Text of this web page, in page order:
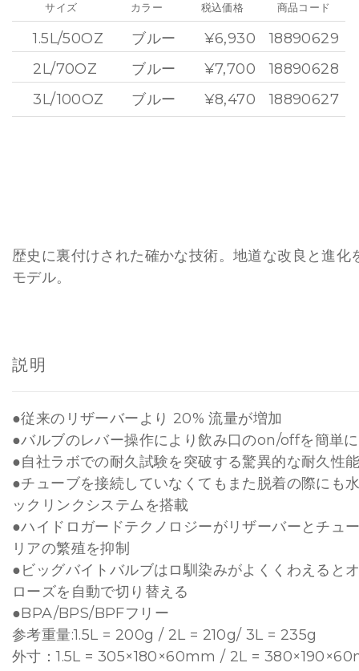
サイズ
1.5L/50OZ
2L/70OZ
3L/100OZ
カラー
ブルー
ブルー
ブルー
税込価格
¥6,930
¥7,700
¥8,470
商品コード
18890629
18890628
18890627
歴史に裏付けされた確かな技術。地道な改良と進化
モデル。
説明
●従来のリザーバーより 20% 流量が増加
●バルブのレバー操作により飲み口のon/offを簡単
●自社ラボでの耐久試験を突破する驚異的な耐久性
●チューブを接続していなくてもまた脱着の際にも
ックリンクシステムを搭載
●ハイドロガードテクノロジーがリザーバーとチュ
リアの繁殖を抑制
●ビッグバイトバルブはロ馴染みがよくくわえると
ローズを自動で切り替える
●BPA/BPS/BPFフリー
参考重量:1.5L = 200g / 2L = 210g/ 3L = 235g
外寸：1.5L = 305×180×60mm / 2L =